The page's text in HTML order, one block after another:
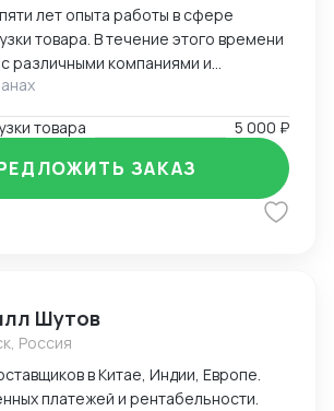
лет опыта работы в сфере
товара. В течение этого времени
различными компаниями и
контроль и обеспечение
разнообразных товаров, от
товаров до промышленного
товара
5 000 ₽
ЗАКАЗ
Шутов
Россия
в Китае, Индии, Европе.
платежей и рентабельности.